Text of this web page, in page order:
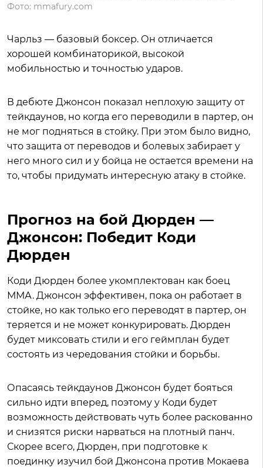
Фото: mmafury.com
Чарльз — базовый боксер. Он отличается
хорошей комбинаторикой, высокой
мобильностью и точностью ударов.
В дебюте Джонсон показал неплохую защиту от
тейкдаунов, но когда его переводили в партер, он
не мог подняться в стойку. При этом было видно,
что защита от переводов и болевых забирает у
него много сил и у бойца не остается времени на
то, чтобы придумать интересную атаку в стойке.
Прогноз на бой Дюрден —
Джонсон: Победит Коди
Дюрден
Коди Дюрден более укомплектован как боец
ММА. Джонсон эффективен, пока он работает в
стойке, но как только его переводят в партер, он
теряется и не может конкурировать. Дюрден
будет миксовать стили и его геймплан будет
состоять из чередования стойки и борьбы.
Опасаясь тейкдаунов Джонсон будет бояться
сильно идти вперед, поэтому у Коди будет
возможность действовать чуть более раскованно
и снизятся риски нарваться на плотный панч.
Скорее всего, Дюрден, при подготовке к
поединку изучил бой Джонсона против Мокаева